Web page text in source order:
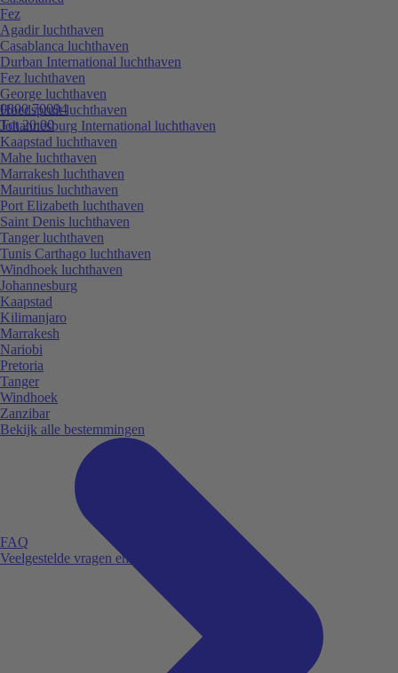
0800 70094
Tot 20:00
FAQ
Veelgestelde vragen en antwoorden.
Fez
Agadir luchthaven
Casablanca luchthaven
Durban International luchthaven
Fez luchthaven
George luchthaven
Hoedspruit luchthaven
Johannesburg International luchthaven
Kaapstad luchthaven
Mahe luchthaven
Marrakesh luchthaven
Mauritius luchthaven
Port Elizabeth luchthaven
Saint Denis luchthaven
Tanger luchthaven
Tunis Carthago luchthaven
Windhoek luchthaven
Johannesburg
Kaapstad
Kilimanjaro
Marrakesh
Nariobi
Pretoria
Tanger
Windhoek
Zanzibar
Bekijk alle bestemmingen